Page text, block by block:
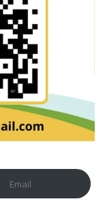
Email